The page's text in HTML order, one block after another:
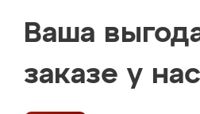
Ваша
заказе у нас